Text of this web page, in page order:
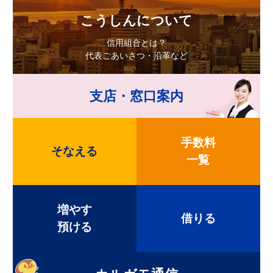
こうしんについて
信用組合とは？
代表ごあいさつ・沿革など
支店・窓口案内
そなえる
手数料
一覧
増やす
預ける
借りる